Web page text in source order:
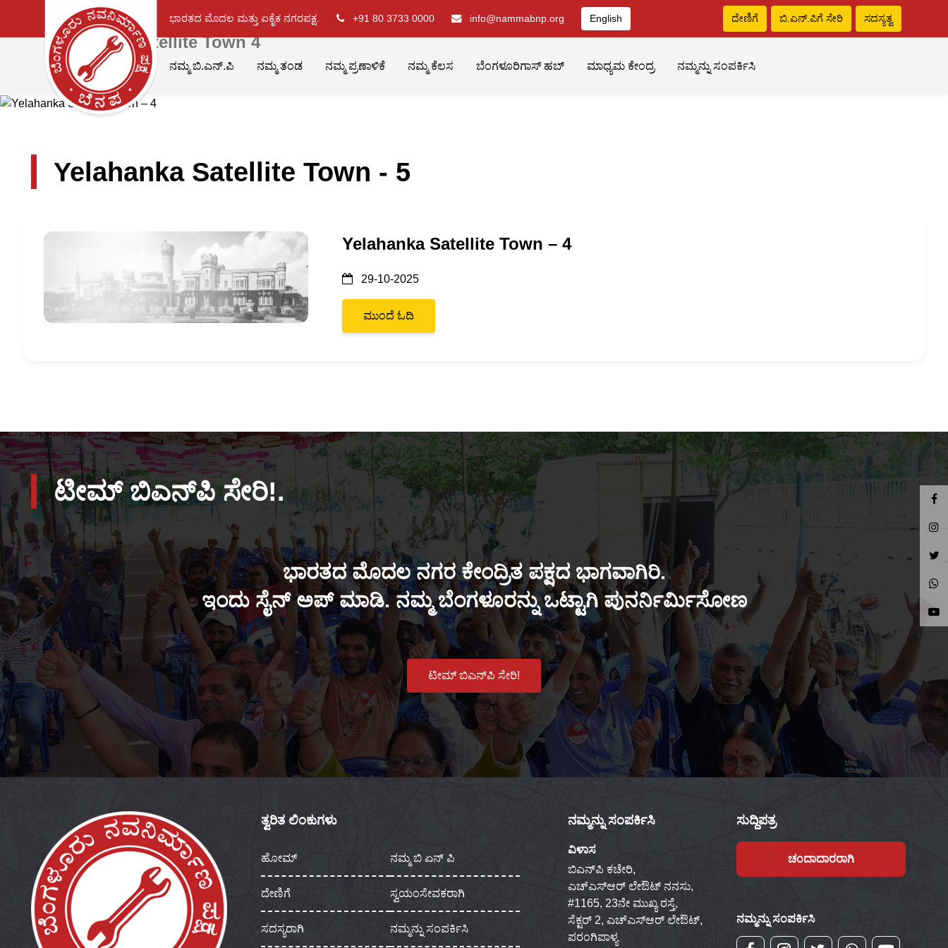
ಭಾರತದ ಮೊದಲ ಮತ್ತು ಏಕೈಕ ನಗರಪಕ್ಷ. +91 80 3733 0000 info@nammabnp.org English ದೇಣಿಗೆ ಬಿ.ಎನ್‌.ಪಿಗೆ ಸೇರಿ ಸದಸ್ಯತ್ವ
ನಮ್ಮ ಬಿ.ಎನ್.ಪಿ ನಮ್ಮ ತಂಡ ನಮ್ಮ ಪ್ರಣಾಳಿಕೆ ನಮ್ಮ ಕೆಲಸ ಬೆಂಗಳೂರಿಗಾಸ್ ಹಬ್ ಮಾಧ್ಯಮ ಕೇಂದ್ರ ನಮ್ಮನ್ನು ಸಂಪರ್ಕಿಸಿ
Yelahanka Satellite Town 4
Yelahanka Satellite Town - 5
Yelahanka Satellite Town – 4
29-10-2025
ಮುಂದೆ ಓದಿ
ಟೀಮ್ ಬಿಎನ್‌ಪಿ ಸೇರಿ!.
ಭಾರತದ ಮೊದಲ ನಗರ ಕೇಂದ್ರಿತ ಪಕ್ಷದ ಭಾಗವಾಗಿರಿ.
ಇಂದು ಸೈನ್ ಅಪ್ ಮಾಡಿ. ನಮ್ಮ ಬೆಂಗಳೂರನ್ನು ಒಟ್ಟಾಗಿ ಪುನರ್ನಿರ್ಮಿಸೋಣ
ಟೀಮ್ ಬಿಎನ್‌ಪಿ ಸೇರಿ!
ತ್ವರಿತ ಲಿಂಕುಗಳು
ಹೋಮ್ ನಮ್ಮ ಬಿ ಏನ್ ಪಿ
ದೇಣಿಗೆ ಸ್ವಯಂಸೇವಕರಾಗಿ
ಸದಸ್ಯರಾಗಿ ನಮ್ಮನ್ನು ಸಂಪರ್ಕಿಸಿ
ನಮ್ಮನ್ನು ಸಂಪರ್ಕಿಸಿ
ವಿಳಾಸ
ಬಿಎನ್‌ಪಿ ಕಚೇರಿ,
ಎಚ್‌ಎಸ್‌ಆರ್ ಲೇಔಟ್ ನನಸು,
#1165, 23ನೇ ಮುಖ್ಯ ರಸ್ತೆ,
ಸೆಕ್ಟರ್ 2, ಎಚ್‌ಎಸ್‌ಆರ್ ಲೇಔಟ್,
ಪರಂಗಿಪಾಳ್ಯ
ಸುದ್ದಿಪತ್ರ
ಚಂದಾದಾರರಾಗಿ
ನಮ್ಮನ್ನು ಸಂಪರ್ಕಿಸಿ